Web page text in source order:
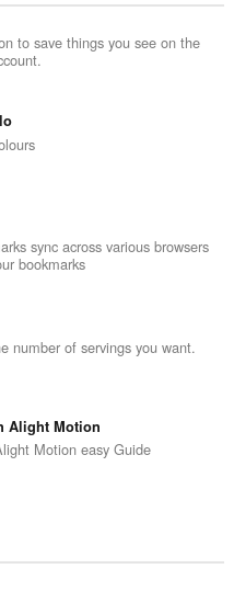
to save things you see on the
sync across various browsers
bookmarks
number of servings you want.
Alight Motion
Motion easy Guide